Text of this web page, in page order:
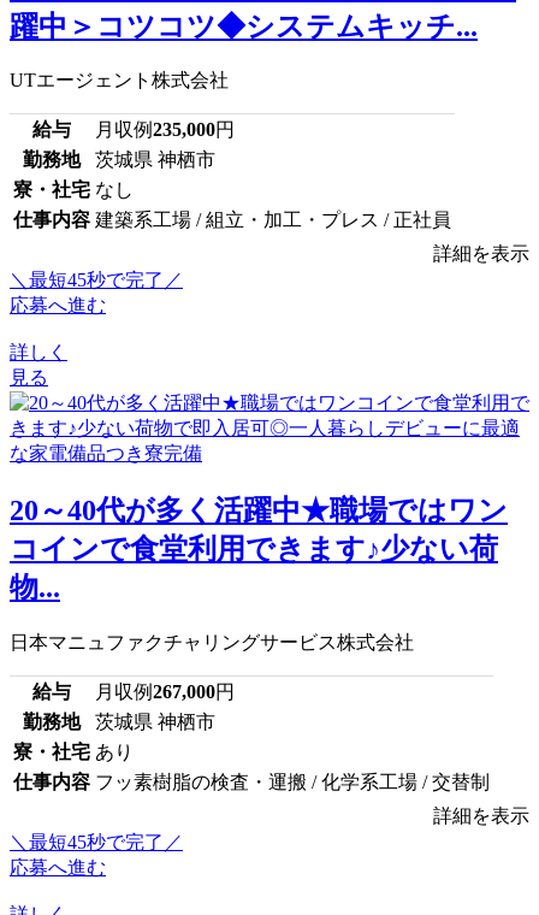
躍中＞コツコツ◆システムキッチ...
UTエージェント株式会社
給与 月収例235,000円
勤務地
茨城県 神栖市
寮・社宅 なし
仕事内容 建築系工場 / 組立・加工・プレス / 正社員
詳細を表示
＼最短45秒で完了／
応募へ進む
詳しく
見る
20～40代が多く活躍中★職場ではワン
コインで食堂利用できます♪少ない荷
物...
日本マニュファクチャリングサービス株式会社
給与 月収例267,000円
勤務地
茨城県 神栖市
寮・社宅 あり
仕事内容 フッ素樹脂の検査・運搬 / 化学系工場 / 交替制
詳細を表示
＼最短45秒で完了／
応募へ進む